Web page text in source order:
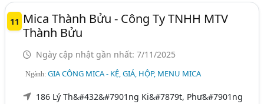
11 Mica Thành Bửu - Công Ty TNHH MTV
Thành Bửu
Ngày cập nhật gần nhất: 7/11/2025
Ngành:GIA CÔNG MICA - KỆ, GIÁ, HỘP, MENU MICA
186 Lý Th&#432&#7901ng Ki&#7879t, Phư&#7901ng